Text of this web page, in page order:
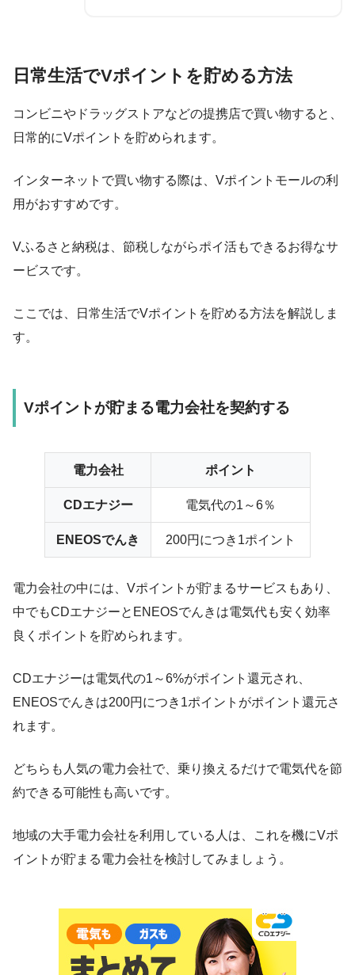
日常生活でVポイントを貯める方法
コンビニやドラッグストアなどの提携店で買い物すると、
日常的にVポイントを貯められます。
インターネットで買い物する際は、Vポイントモールの利
用がおすすめです。
Vふるさと納税は、節税しながらポイ活もできるお得なサ
ービスです。
ここでは、日常生活でVポイントを貯める方法を解説しま
す。
Vポイントが貯まる電力会社を契約する
電力会社 ポイント
CDエナジー 電気代の1～6％
ENEOSでんき 200円につき1ポイント
電力会社の中には、Vポイントが貯まるサービスもあり、
中でもCDエナジーとENEOSでんきは電気代も安く効率
良くポイントを貯められます。
CDエナジーは電気代の1～6%がポイント還元され、
ENEOSでんきは200円につき1ポイントがポイント還元さ
れます。
どちらも人気の電力会社で、乗り換えるだけで電気代を節
約できる可能性も高いです。
地域の大手電力会社を利用している人は、これを機にVポ
イントが貯まる電力会社を検討してみましょう。